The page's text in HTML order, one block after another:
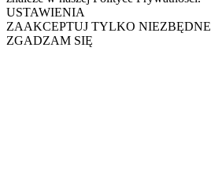
USTAWIENIA
ZAAKCEPTUJ TYLKO NIEZBĘDNE
ZGADZAM SIĘ